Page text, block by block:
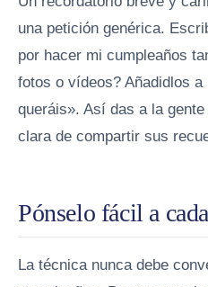
una petición genérica.
por hacer mi cumpleaños
fotos o vídeos? Añadidlos
queráis». Así das a la
clara de compartir sus
Pónselo fácil a
La técnica nunca debe